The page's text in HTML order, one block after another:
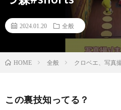
2024.01.20 全般
HOME 全般 クロベエ、写真
この裏技知ってる？